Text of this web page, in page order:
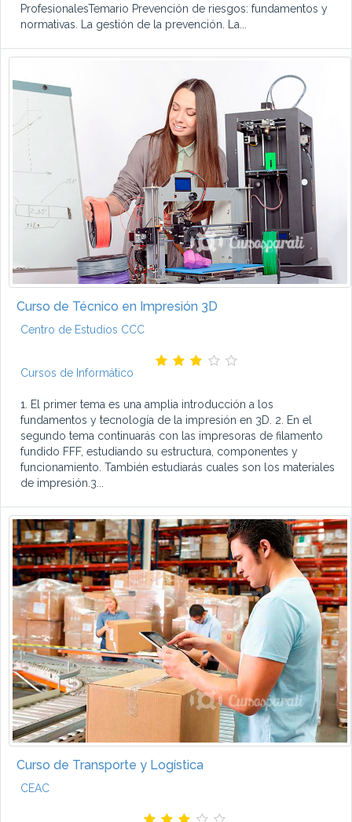
ProfesionalesTemario Prevención de riesgos: fundamentos y
normativas. La gestión de la prevención. La...
Curso de Técnico en Impresión 3D
Centro de Estudios CCC
Cursos de Informático
1. El primer tema es una amplia introducción a los
fundamentos y tecnología de la impresión en 3D. 2. En el
segundo tema continuarás con las impresoras de filamento
fundido FFF, estudiando su estructura, componentes y
funcionamiento. También estudiarás cuales son los materiales
de impresión.3...
Curso de Transporte y Logística
CEAC